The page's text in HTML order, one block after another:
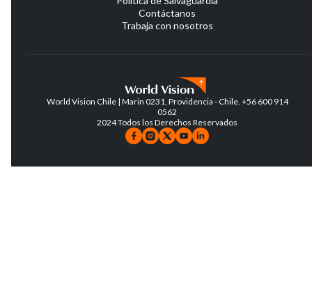
Contáctanos
Trabaja con nosotros
World Vision Chile | Marin 0231, Providencia - Chile. +56 600 914
0562
2024 Todos los Derechos Reservados